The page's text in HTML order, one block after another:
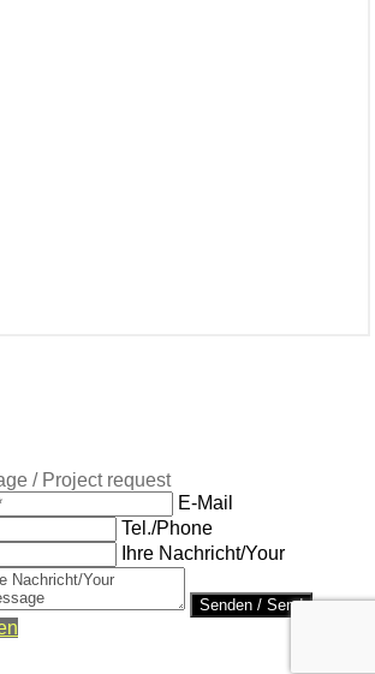
/ Project request
E-Mail
Tel./Phone
Ihre Nachricht/Your